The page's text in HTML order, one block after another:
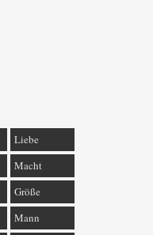
Liebe
Macht
Größe
Mann